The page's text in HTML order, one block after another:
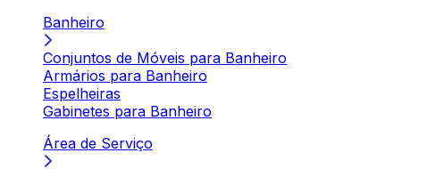
Banheiro
Conjuntos de Móveis para Banheiro
Armários para Banheiro
Espelheiras
Gabinetes para Banheiro
Área de Serviço